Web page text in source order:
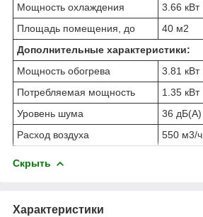
Мощность охлаждения
3.66 кВт
Площадь помещения, до
40 м2
Дополнительные характеристики:
Мощность обогрева
3.81 кВт
Потребляемая мощность
1.35 кВт
Уровень шума
36 дБ(А)
Расход воздуха
550 м3/ч
Скрыть
Характеристики